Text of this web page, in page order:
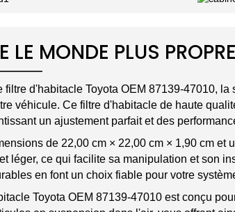
LE MONDE PLUS PROPRE
filtre d'habitacle Toyota OEM 87139-47010,
véhicule. Ce filtre d'habitacle de haute
un ajustement parfait et des
de 22,00 cm × 22,00 cm × 1,90 cm et
léger, ce qui facilite sa manipulation et son
en font un choix fiable pour votre
Toyota OEM 87139-47010 est conçu